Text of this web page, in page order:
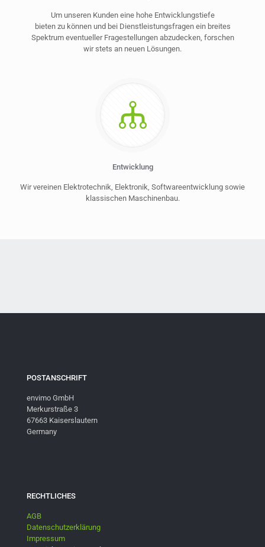
Um unseren Kunden eine hohe Entwicklungstiefe
bieten zu können und bei Dienstleistungsfragen ein breites
Spektrum eventueller Fragestellungen abzudecken, forschen
wir stets an neuen Lösungen.
Entwicklung
Wir vereinen Elektrotechnik, Elektronik, Softwareentwicklung sowie
klassischen Maschinenbau.
POSTANSCHRIFT
envimo GmbH
Merkurstraße 3
67663 Kaiserslautern
Germany
RECHTLICHES
AGB
Datenschutzerklärung
Impressum